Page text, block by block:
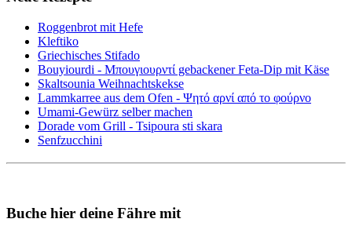
Roggenbrot mit Hefe
Kleftiko
Griechisches Stifado
Bouyiourdi - Μπουγιουρντί gebackener Feta-Dip mit Käse
Skaltsounia Weihnachtskekse
Lammkarree aus dem Ofen - Ψητό αρνί από το φούρνο
Umami-Gewürz selber machen
Dorade vom Grill - Tsipoura sti skara
Senfzucchini
Buche hier deine Fähre mit